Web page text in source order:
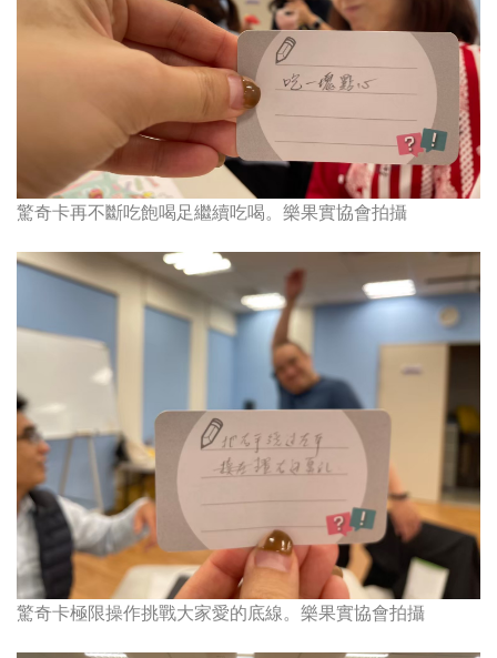
驚奇卡再不斷吃飽喝足繼續吃喝。 樂果實協會拍攝
驚奇卡極限操作挑戰大家愛的底線。樂果實協會拍攝